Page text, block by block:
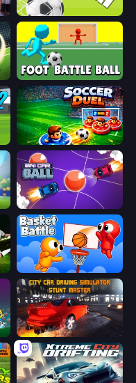
Pongoal
Foot Battle Ball
Soccer Duel
Mini Car Ball
Basket Battle